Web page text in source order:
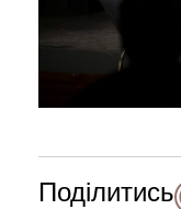
Поділитись